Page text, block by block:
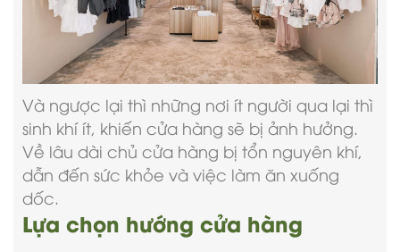
Và ngược lại thì những nơi ít người qua lại thì
sinh khí ít, khiến cửa hàng sẽ bị ảnh hưởng.
Về lâu dài chủ cửa hàng bị tổn nguyên khí,
dẫn đến sức khỏe và việc làm ăn xuống
dốc.
Lựa chọn hướng cửa hàng